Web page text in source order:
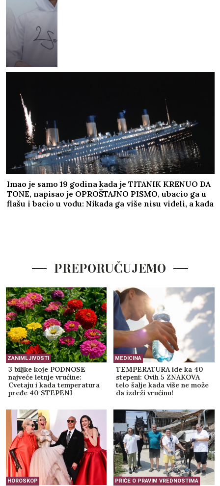
Imao je samo 19 godina kada je TITANIK KRENUO DA
TONE, napisao je OPROŠTAJNO PISMO, ubacio ga u
flašu i bacio u vodu: Nikada ga više nisu videli, a kada
PREPORUČUJEMO
ZANIMLJIVOSTI
3 biljke koje PODNOSE
najveće letnje vrućine:
Cvetaju i kada temperatura
pređe 40 STEPENI
MEDICINA
TEMPERATURA ide ka 40
stepeni: Ovih 5 ZNAKOVA
telo šalje kada više ne može
da izdrži vrućinu!
HOROSKOP PRIČE O PRAVIM VREDNOSTIMA